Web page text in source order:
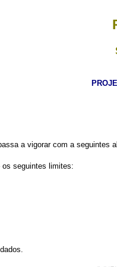
a vigorar com a seguintes
seguintes limites: